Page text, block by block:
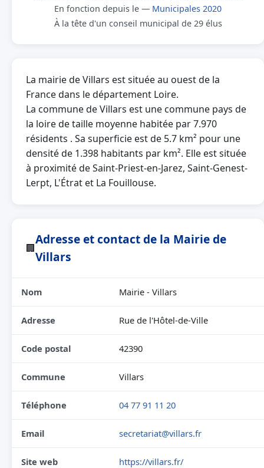
En fonction depuis le — Municipales 2020
À la tête d'un conseil municipal de 29 élus
La mairie de Villars est située au ouest de la
France dans le département Loire.
La commune de Villars est une commune pays de
la loire de taille moyenne habitée par 7.970
résidents . Sa superficie est de 5.7 km² pour une
densité de 1.398 habitants par km². Elle est située
à proximité de Saint-Priest-en-Jarez, Saint-Genest-
Lerpt, L'Étrat et La Fouillouse.
🏢
Adresse et contact de la Mairie de
Villars
Nom Mairie - Villars
Adresse Rue de l'Hôtel-de-Ville
Code postal 42390
Commune Villars
Téléphone 04 77 91 11 20
Email secretariat@villars.fr
Site web https://villars.fr/